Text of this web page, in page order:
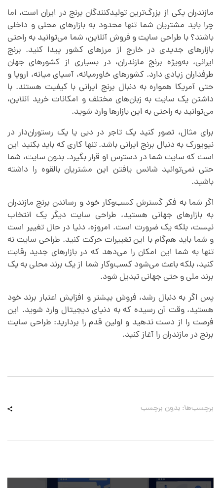
مازندران یکی از بزرگ‌ترین تولیدکنندگان برنج در ایران است، اما
چرا باید مشتریان شما تنها محدود به بازارهای محلی و داخلی
باشند؟ با طراحی سایت و فروش آنلاین، شما می‌توانید به راحتی
بازارهای جدیدی در خارج از مرزهای کشور پیدا کنید. برنج
ایرانی، به‌ویژه برنج مازندران، در بسیاری از کشورهای جهان
طرفداران زیادی دارد. کشورهای خاورمیانه، آسیای میانه، اروپا و
حتی آمریکا همواره به دنبال برنج ایرانی با کیفیت هستند. با
داشتن یک سایت به زبان‌های مختلف و امکانات خرید آنلاین،
می‌توانید به راحتی به این بازارها وارد شوید.
برای مثال، تصور کنید یک تاجر در دبی یا یک رستوران‌دار در
نیویورک به دنبال برنج ایرانی باشد. تنها کاری که باید بکنید این
است که سایت شما در دسترس او قرار بگیرد. بدون سایت، شما
حتی نمی‌توانید شانس یافتن این مشتریان بالقوه را داشته
باشید.
اگر شما به فکر گسترش کسب‌وکار خود و رساندن برنج مازندران
به بازارهای جهانی هستید، طراحی سایت دیگر یک انتخاب
نیست، بلکه یک ضرورت است. امروزه، دنیا در حال تغییر است
و شما باید هم‌گام با این تغییرات حرکت کنید. طراحی سایت نه
تنها به شما این امکان را می‌دهد که در بازارهای جدید رقابت
کنید، بلکه باعث می‌شود کسب‌وکار شما از یک برند محلی به یک
برند ملی و حتی جهانی تبدیل شود.
پس اگر به دنبال رشد، فروش بیشتر و افزایش اعتبار برند خود
هستید، وقت آن رسیده که به دنیای دیجیتال وارد شوید. این
فرصت را از دست ندهید و اولین قدم را بردارید: طراحی سایت
برنج در مازندران را آغاز کنید.
برچسب‌ها: بدون برچسب